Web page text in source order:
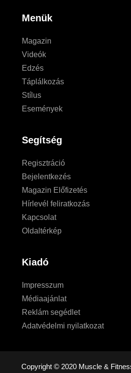
Menük
Magazin
Videók
Edzés
Táplálkozás
Stílus
Események
Segítség
Regisztráció
Bejelentkezés
Magazin Előfizetés
Hírlevél feliratkozás
Kapcsolat
Oldaltérkép
Kiadó
Impresszum
Médiaajánlat
Reklám segédlet
Adatvédelmi nyilatkozat
Copyright © 2020 Muscle &